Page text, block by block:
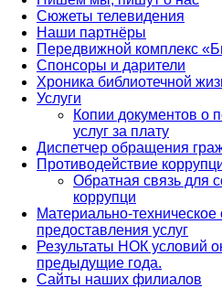
Сюжеты телевидения
Наши партнёры
Передвижной комплекс
Спонсоры и дарители
Хроника библиотечной
Услуги
Копии документов о
услуг за плату
Диспетчер обращения
Противодействие
Обратная связь для
коррупци
Материально-техническое
предоставления услуг
Результаты НОК условий
предыдущие года.
Сайты наших филиалов